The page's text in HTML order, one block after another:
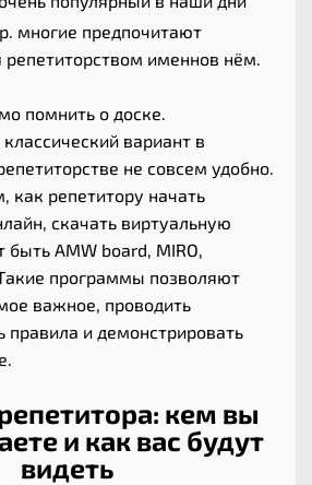
многие предпочитают
репетиторством именнов нём.
помнить о доске.
вариант в
не совсем удобно.
как репетитору начать
скачать виртуальную
AMW board, MIRO,
программы позволяют
важное, проводить
правила и демонстрировать
кем вы
и как вас будут
видеть